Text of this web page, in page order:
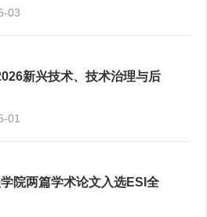
03
新兴技术、技术治理与后
01
院两篇学术论文入选ESI全